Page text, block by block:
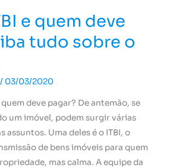
e quem deve
tudo sobre o
/ 03/03/2020
deve pagar? De antemão, se
um imóvel, podem surgir várias
assuntos. Uma deles é o ITBI, o
de bens imóveis para quem
mas calma. A equipe da